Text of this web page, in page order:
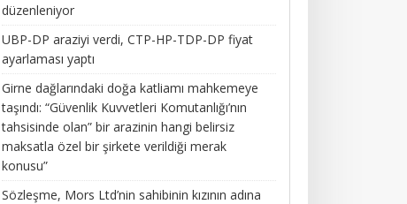
düzenleniyor
UBP-DP araziyi verdi, CTP-HP-TDP-DP fiyat
ayarlaması yaptı
Girne dağlarındaki doğa katliamı mahkemeye
taşındı: “Güvenlik Kuvvetleri Komutanlığı’nın
tahsisinde olan” bir arazinin hangi belirsiz
maksatla özel bir şirkete verildiği merak
konusu”
Sözleşme, Mors Ltd’nin sahibinin kızının adına